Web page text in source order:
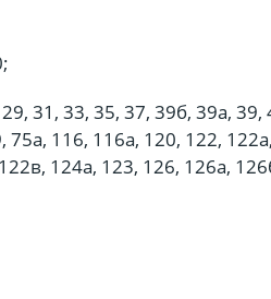
31, 33, 35, 37, 39б, 39а, 39,
75а, 116, 116а, 120, 122,
124а, 123, 126, 126а,